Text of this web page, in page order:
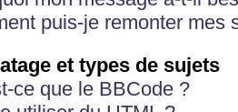
puis-je remonter mes
et types de sujets
ce que le BBCode ?